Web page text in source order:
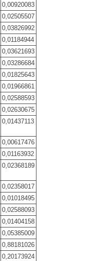
0,00920083
0,02505507
0,03826992
0,01184944
0,03621693
0,03286684
0,01825643
0,01966861
0,02588593
0,02630675
0,01437113
0,00617476
0,01163932
0,02368189
0,02358017
0,01018495
0,02588093
0,01404158
0,05385009
0,88181026
0,20173924